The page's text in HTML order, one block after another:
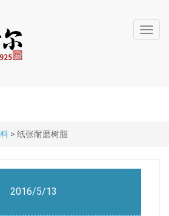
> 纸张耐磨树脂
2016/5/13